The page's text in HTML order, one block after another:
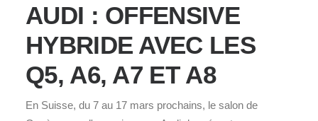
AUDI : OFFENSIVE
HYBRIDE AVEC LES
Q5, A6, A7 ET A8
En Suisse, du 7 au 17 mars prochains, le salon de